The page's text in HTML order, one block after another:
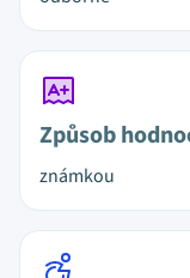
Způsob
známkou